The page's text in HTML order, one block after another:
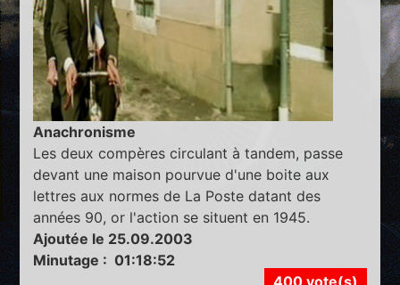
Anachronisme
Les deux compères circulant à tandem, passe
devant une maison pourvue d'une boite aux
lettres aux normes de La Poste datant des
années 90, or l'action se situent en 1945.
Ajoutée le 25.09.2003
Minutage : 01:18:52
400 vote(s)